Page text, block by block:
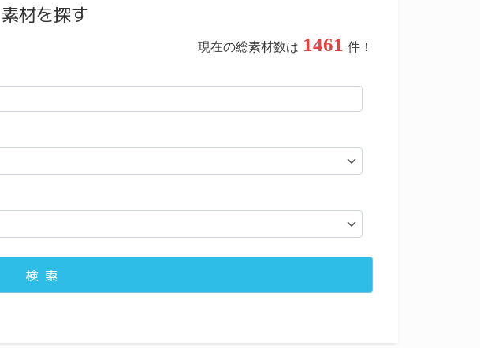
素材を探す
現在の総素材数は 1461 件！
検索